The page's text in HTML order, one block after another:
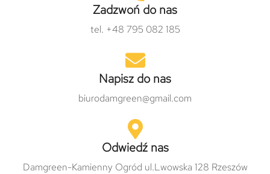
Zadzwoń do nas
tel. +48 795 082 185
Napisz do nas
biurodamgreen@gmail.com
Odwiedź nas
Damgreen-Kamienny Ogród ul.Lwowska 128 Rzeszów